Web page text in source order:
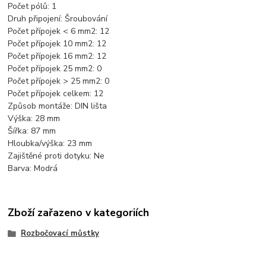
Počet pólů: 1
Druh připojení:Šroubování
Počet přípojek < 6 mm2: 12
Počet přípojek 10 mm2: 12
Počet přípojek 16 mm2: 12
Počet přípojek 25 mm2:0
Počet přípojek > 25 mm2:0
Počet přípojek celkem: 12
Způsob montáže:DIN lišta
Výška: 28 mm
Šířka: 87 mm
Hloubka/výška: 23 mm
Zajištěné proti dotyku:Ne
Barva:Modrá
Zboží zařazeno v kategoriích
Rozbočovací můstky